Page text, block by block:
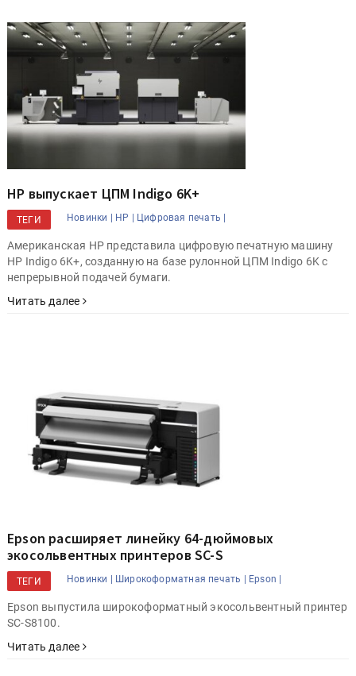
HP выпускает ЦПМ Indigo 6K+
ТЕГИ Новинки | HP | Цифровая печать |
Американская HP представила цифровую печатную машину
HP Indigo 6K+, созданную на базе рулонной ЦПМ Indigo 6K с
непрерывной подачей бумаги.
Читать далее
Epson расширяет линейку 64-дюймовых
экосольвентных принтеров SC-S
ТЕГИ Новинки | Широкоформатная печать | Epson |
Epson выпустила широкоформатный экосольвентный принтер
SC-S8100.
Читать далее